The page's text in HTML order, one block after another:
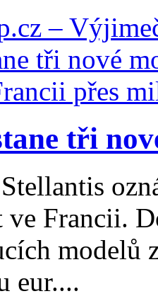
tři
ve Francii.
modelů
eur....